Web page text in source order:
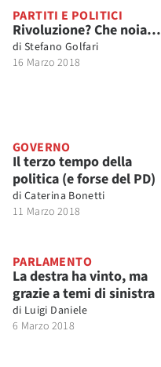
PARTITI E POLITICI
Rivoluzione? Che noia…
di Stefano Golfari
16 Marzo 2018
GOVERNO
Il terzo tempo della
politica (e forse del PD)
di Caterina Bonetti
11 Marzo 2018
PARLAMENTO
La destra ha vinto, ma
grazie a temi di sinistra
di Luigi Daniele
6 Marzo 2018